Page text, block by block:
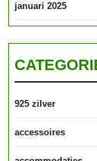
januari 2025
925 zilver
accessoires